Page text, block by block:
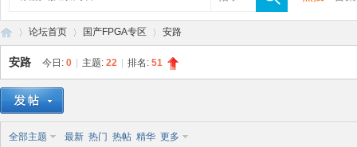
»
论坛首页 国产FPGA专区 安路
安路 今日: 0 主题: 22 排名: 51
全部主题 最新 热门 热帖 精华 更多